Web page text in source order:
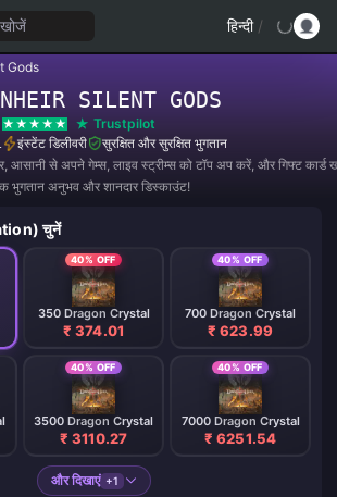
खोजें हिन्दी /
Gods
SILENT GODS
Trustpilot
इंस्टेंट डिलीवरी
सुरक्षित और सुरक्षित भुगतान
आसानी से अपने गेम्स, लाइव स्ट्रीम्स को टॉप अप करें, और गिफ्ट कार्ड
भुगतान अनुभव और शानदार डिस्काउंट!
चुनें
40% OFF
350 Dragon Crystal
₹ 374.01
40% OFF
700 Dragon Crystal
₹ 623.99
40% OFF
3500 Dragon Crystal
₹ 3110.27
40% OFF
7000 Dragon Crystal
₹ 6251.54
और दिखाएं +1